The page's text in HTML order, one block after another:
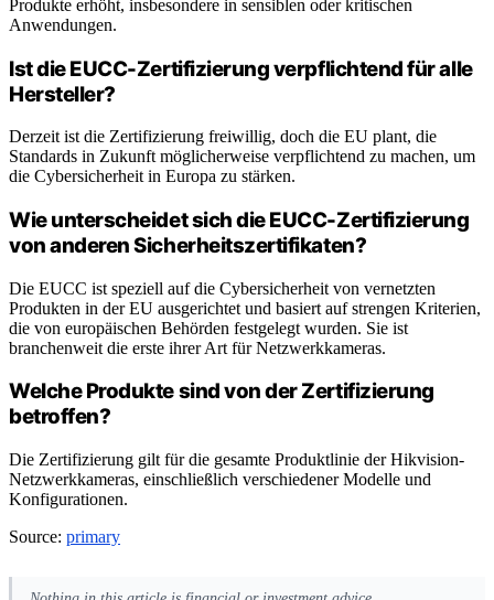
Produkte erhöht, insbesondere in sensiblen oder kritischen
Anwendungen.
Ist die EUCC-Zertifizierung verpflichtend für alle
Hersteller?
Derzeit ist die Zertifizierung freiwillig, doch die EU plant, die
Standards in Zukunft möglicherweise verpflichtend zu machen, um
die Cybersicherheit in Europa zu stärken.
Wie unterscheidet sich die EUCC-Zertifizierung
von anderen Sicherheitszertifikaten?
Die EUCC ist speziell auf die Cybersicherheit von vernetzten
Produkten in der EU ausgerichtet und basiert auf strengen Kriterien,
die von europäischen Behörden festgelegt wurden. Sie ist
branchenweit die erste ihrer Art für Netzwerkkameras.
Welche Produkte sind von der Zertifizierung
betroffen?
Die Zertifizierung gilt für die gesamte Produktlinie der Hikvision-
Netzwerkkameras, einschließlich verschiedener Modelle und
Konfigurationen.
Source: primary